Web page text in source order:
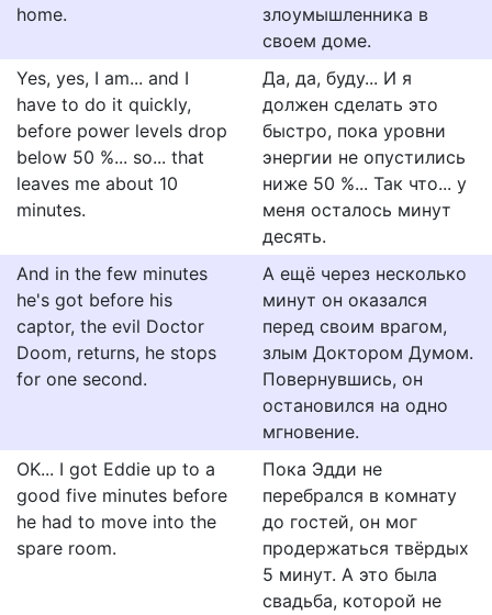
home.
злоумышленника в
своем доме.
Yes, yes, I am... and I
have to do it quickly,
before power levels drop
below 50 %... so... that
leaves me about 10
minutes.
Да, да, буду... И я
должен сделать это
быстро, пока уровни
энергии не опустились
ниже 50 %... Так что... у
меня осталось минут
десять.
And in the few minutes
he's got before his
captor, the evil Doctor
Doom, returns, he stops
for one second.
А ещё через несколько
минут он оказался
перед своим врагом,
злым Доктором Думом.
Повернувшись, он
остановился на одно
мгновение.
OK... I got Eddie up to a
good five minutes before
he had to move into the
spare room.
Пока Эдди не
перебрался в комнату
до гостей, он мог
продержаться твёрдых
5 минут. А это была
свадьба, которой не